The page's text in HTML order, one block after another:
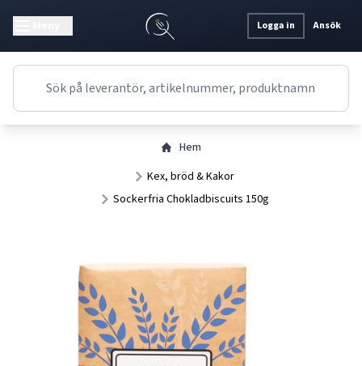
Logga in Ansök
Hem
Kex, bröd & Kakor
Sockerfria Chokladbiscuits 150g